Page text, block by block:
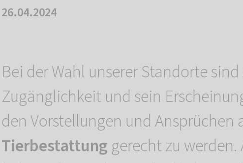
26.04.2024
Bei der Wahl unserer Standorte
Zugänglichkeit und sein
den Vorstellungen und Ansprüchen
Tierbestattung gerecht zu werden.